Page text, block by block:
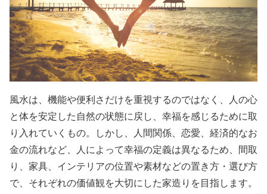
風水は、機能や便利さだけを重視するのではなく、人の心
と体を安定した自然の状態に戻し、幸福を感じるために取
り入れていくもの。しかし、人間関係、恋愛、経済的なお
金の流れなど、人によって幸福の定義は異なるため、間取
り、家具、インテリアの位置や素材などの置き方・選び方
で、それぞれの価値観を大切にした家造りを目指します。